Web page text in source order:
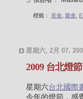
標籤： 美食 聚會
星期六, 2月 07,
2009 台北燈
星期六台北國際
今年的燈節，感